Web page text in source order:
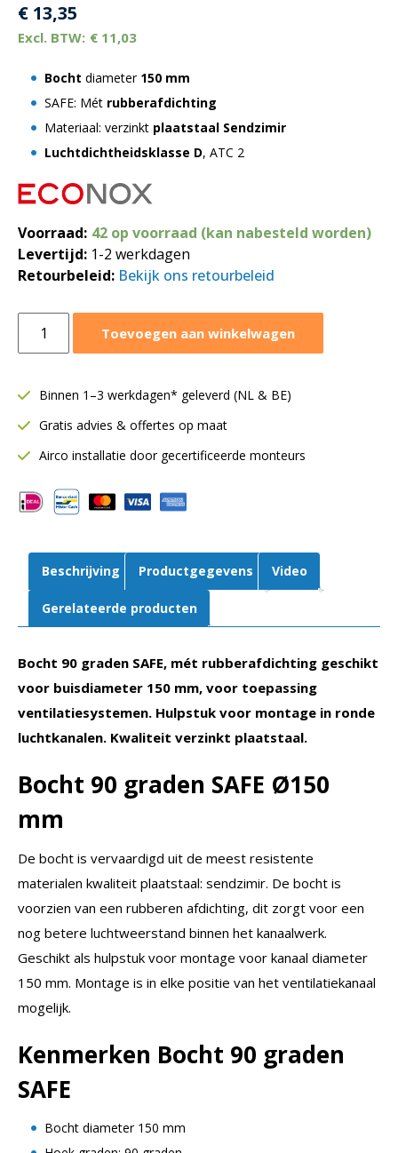
€ 13,35
€ 11,03
Bocht diameter 150 mm
SAFE: Mét rubberafdichting
Materiaal: verzinkt plaatstaal Sendzimir
Luchtdichtheidsklasse D, ATC 2
Voorraad: 42 op voorraad (kan nabesteld worden)
Levertijd: 1-2 werkdagen
Retourbeleid: Bekijk ons retourbeleid
SAFE
Ø150
mm
Rubberafdichting
aantal
Toevoegen aan winkelwagen
Binnen 1–3 werkdagen* geleverd (NL & BE)
Gratis advies & offertes op maat
Airco installatie door gecertificeerde monteurs
Beschrijving Productgegevens Video
Gerelateerde producten
Bocht 90 graden SAFE, mét rubberafdichting geschikt
voor buisdiameter 150 mm, voor toepassing
ventilatiesystemen. Hulpstuk voor montage in ronde
luchtkanalen. Kwaliteit verzinkt plaatstaal.
Bocht 90 graden SAFE Ø150
mm
De bocht is vervaardigd uit de meest resistente
materialen kwaliteit plaatstaal: sendzimir. De bocht is
voorzien van een rubberen afdichting, dit zorgt voor een
nog betere luchtweerstand binnen het kanaalwerk.
Geschikt als hulpstuk voor montage voor kanaal diameter
150 mm. Montage is in elke positie van het ventilatiekanaal
mogelijk.
Kenmerken Bocht 90 graden
SAFE
Bocht diameter 150 mm